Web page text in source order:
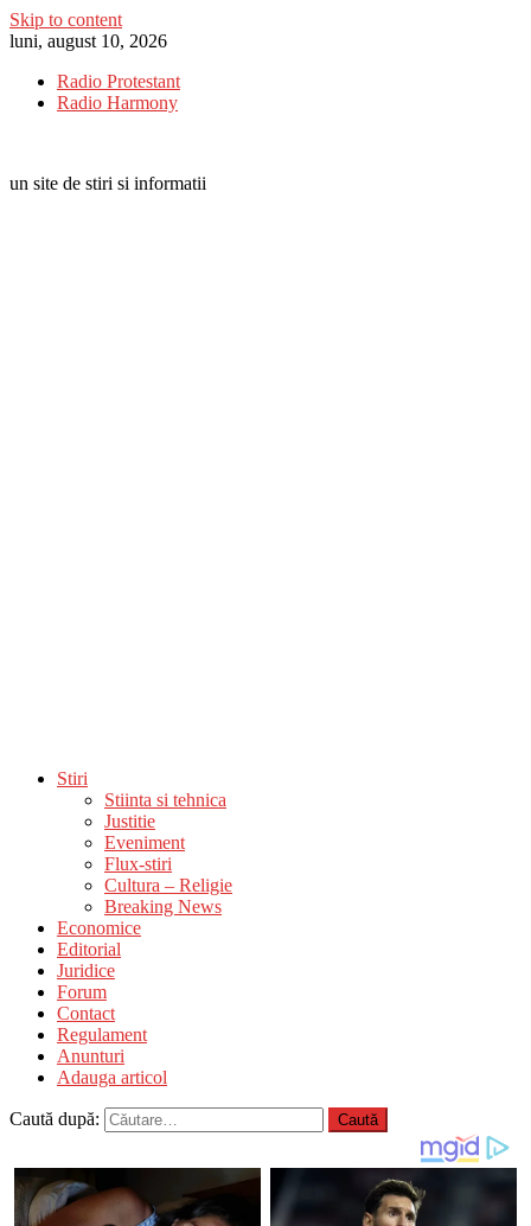
Skip to content
luni, august 10, 2026
Radio Protestant
Radio Harmony
un site de stiri si informatii
Stiri
Stiinta si tehnica
Justitie
Eveniment
Flux-stiri
Cultura – Religie
Breaking News
Economice
Editorial
Juridice
Forum
Contact
Regulament
Anunturi
Adauga articol
Caută după: